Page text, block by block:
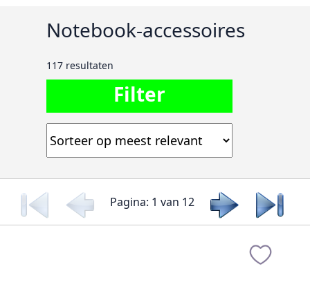
Notebook-accessoires
117 resultaten
Filter
Pagina: 1 van 12